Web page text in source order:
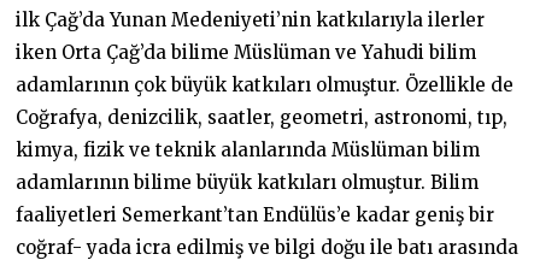
ilk Çağ’da Yunan Medeniyeti’nin katkılarıyla ilerler
iken Orta Çağ’da bilime Müslüman ve Yahudi bilim
adamlarının çok büyük katkıları olmuştur. Özellikle de
Coğrafya, denizcilik, saatler, geometri, astronomi, tıp,
kimya, fizik ve teknik alanlarında Müslüman bilim
adamlarının bilime büyük katkıları olmuştur. Bilim
faaliyetleri Semerkant’tan Endülüs’e kadar geniş bir
coğraf- yada icra edilmiş ve bilgi doğu ile batı arasında